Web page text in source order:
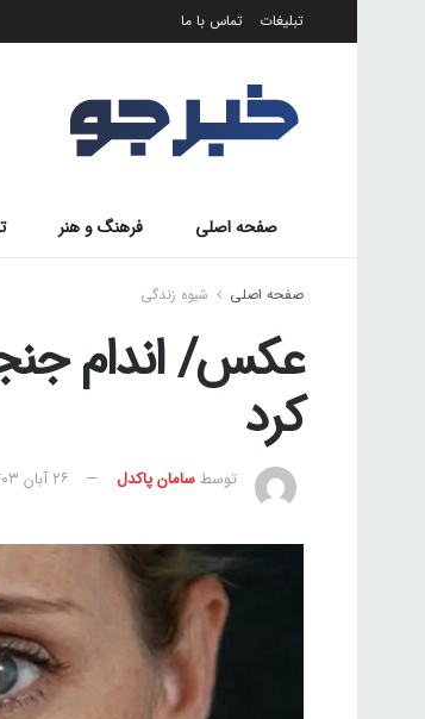
تبلیغات تماس با ما
صفحه اصلی فرهنگ و هنر
صفحه اصلی شیوه زندگی
عکس/ اندام
کرد
توسطسامان پاکدل ۲۶ آبان ۱۴۰۳